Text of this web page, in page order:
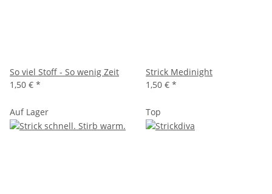
So viel Stoff - So wenig Zeit
1,50 € *
Strick Medinight
1,50 € *
Auf Lager Top